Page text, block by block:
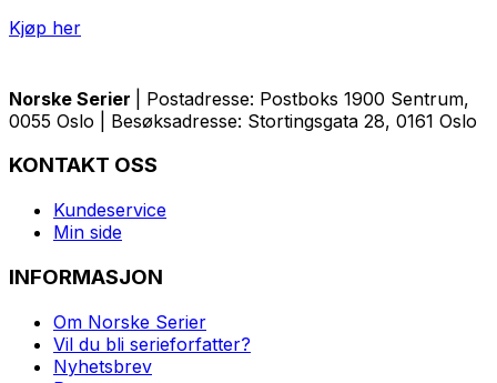
Kjøp her
Norske Serier
| Postadresse: Postboks 1900 Sentrum,
0055 Oslo | Besøksadresse: Stortingsgata 28, 0161 Oslo
KONTAKT OSS
Kundeservice
Min side
INFORMASJON
Om Norske Serier
Vil du bli serieforfatter?
Nyhetsbrev